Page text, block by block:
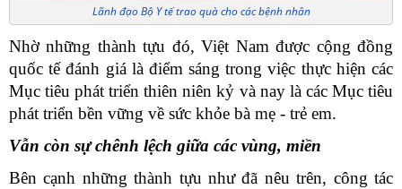
Lãnh đạo Bộ Y tế trao quà cho các bệnh nhân
Nhờ những thành tựu đó, Việt Nam được cộng đồng
quốc tế đánh giá là điểm sáng trong việc thực hiện các
Mục tiêu phát triển thiên niên kỷ và nay là các Mục tiêu
phát triển bền vững về sức khỏe bà mẹ - trẻ em.
Vẫn còn sự chênh lệch giữa các vùng, miền
Bên cạnh những thành tựu như đã nêu trên, công tác